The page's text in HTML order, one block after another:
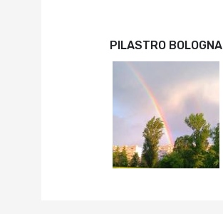
PILASTRO BOLOGNA